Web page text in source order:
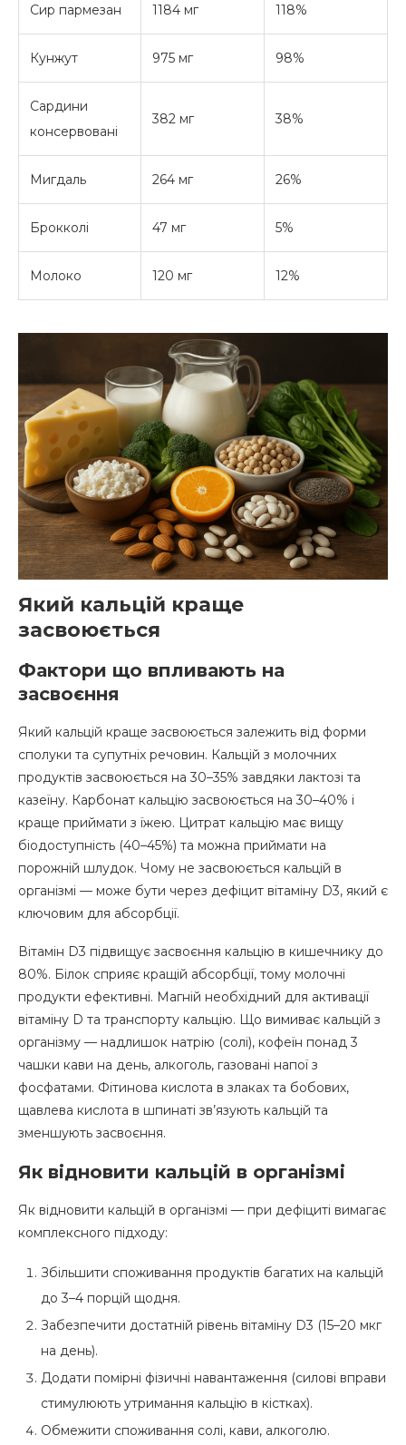
Сир пармезан 1184 мг 118%
Кунжут 975 мг 98%
Сардини
консервовані
382 мг 38%
Мигдаль 264 мг 26%
Брокколі 47 мг 5%
Молоко 120 мг 12%
Який кальцій краще
засвоюється
Фактори що впливають на
засвоєння
Який кальцій краще засвоюється залежить від форми
сполуки та супутніх речовин. Кальцій з молочних
продуктів засвоюється на 30–35% завдяки лактозі та
казеїну. Карбонат кальцію засвоюється на 30–40% і
краще приймати з їжею. Цитрат кальцію має вищу
біодоступність (40–45%) та можна приймати на
порожній шлудок. Чому не засвоюється кальцій в
організмі — може бути через дефіцит вітаміну D3, який є
ключовим для абсорбції.
Вітамін D3 підвищує засвоєння кальцію в кишечнику до
80%. Білок сприяє кращій абсорбції, тому молочні
продукти ефективні. Магній необхідний для активації
вітаміну D та транспорту кальцію. Що вимиває кальцій з
організму — надлишок натрію (солі), кофеїн понад 3
чашки кави на день, алкоголь, газовані напої з
фосфатами. Фітинова кислота в злаках та бобових,
щавлева кислота в шпинаті зв’язують кальцій та
зменшують засвоєння.
Як відновити кальцій в організмі
Як відновити кальцій в організмі — при дефіциті вимагає
комплексного підходу:
Збільшити споживання продуктів багатих на кальцій
до 3–4 порцій щодня.
Забезпечити достатній рівень вітаміну D3 (15–20 мкг
на день).
Додати помірні фізичні навантаження (силові вправи
стимулюють утримання кальцію в кістках).
Обмежити споживання солі, кави, алкоголю.